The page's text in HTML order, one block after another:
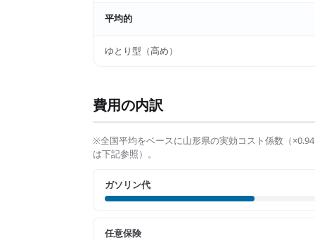
平均的
ゆとり型（高め）
費用の内訳
※全国平均をベースに山形県の実効コスト係数（×0.94
は下記参照）。
ガソリン代
任意保険